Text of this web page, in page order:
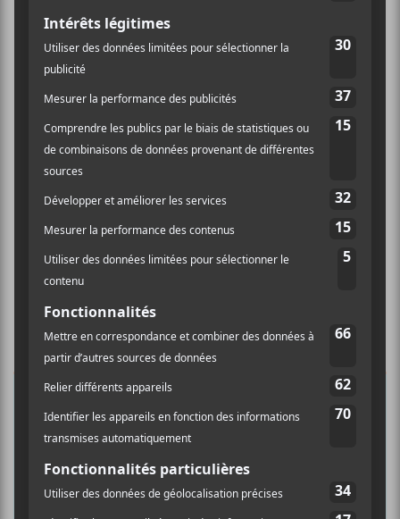
Ne manquez pas les dernières
nouvelles!
Abonnez-vous à l’infolettre du Canal
Auditif pour tout savoir de l’actualité
musicale, découvrir vos nouveaux
albums préférés et revivre les
concerts de la veille.